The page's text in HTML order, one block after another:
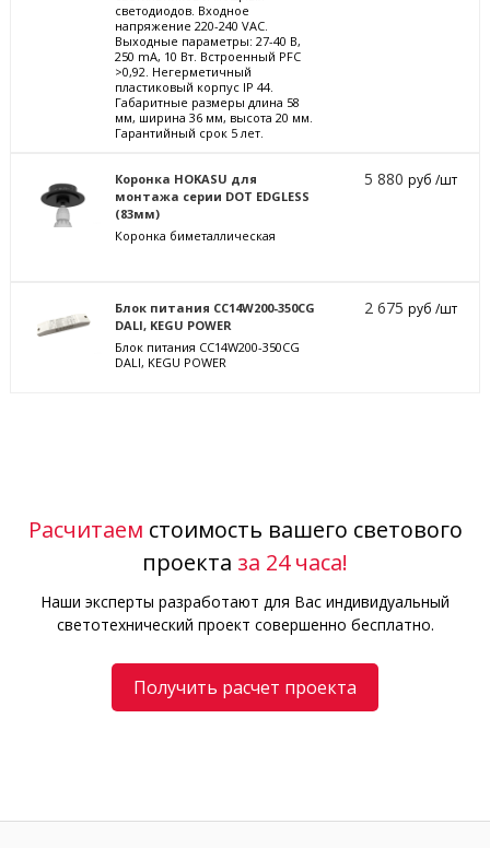
светодиодов. Входное
напряжение 220-240 VAC.
Выходные параметры: 27-40 В,
250 mА, 10 Вт. Встроенный PFC
>0,92. Негерметичный
пластиковый корпус IP 44.
Габаритные размеры длина 58
мм, ширина 36 мм, высота 20 мм.
Гарантийный срок 5 лет.
Коронка HOKASU для
монтажа серии DOT EDGLESS
(83мм)
Коронка биметаллическая
5 880руб /шт
Блок питания CC14W200-350CG
DALI, KEGU POWER
Блок питания CC14W200-350CG
DALI, KEGU POWER
2 675руб /шт
Расчитаем стоимость вашего светового
проекта за 24 часа!
Наши эксперты разработают для Вас индивидуальный
светотехнический проект совершенно бесплатно.
Получить расчет проекта